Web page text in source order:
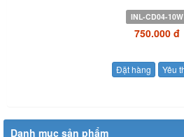
INL-CD04-10W
750.000 đ
Đặt hàng Yêu
Danh mục sản phẩm